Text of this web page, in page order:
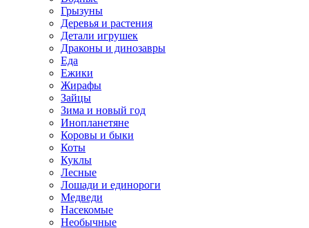
Грызуны
Деревья и растения
Детали игрушек
Драконы и динозавры
Еда
Ежики
Жирафы
Зайцы
Зима и новый год
Инопланетяне
Коровы и быки
Коты
Куклы
Лесные
Лошади и единороги
Медведи
Насекомые
Необычные